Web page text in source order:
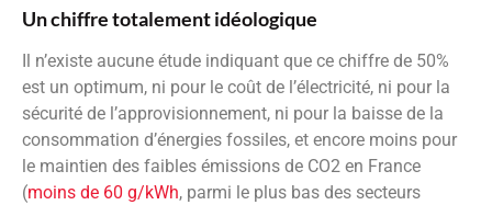
Un chiffre totalement idéologique
Il n’existe aucune étude indiquant que ce chiffre de 50%
est un optimum, ni pour le coût de l’électricité, ni pour la
sécurité de l’approvisionnement, ni pour la baisse de la
consommation d’énergies fossiles, et encore moins pour
le maintien des faibles émissions de CO2 en France
(moins de 60 g/kWh, parmi le plus bas des secteurs